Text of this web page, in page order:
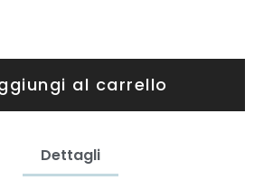
al carrello
Dettagli